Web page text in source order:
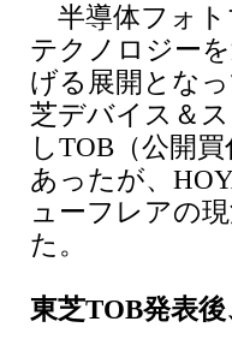
半導体フォト
テクノロジー
げる展開とな
芝デバイス＆
しTOB（公開
あったが、
ューフレアの
た。
東芝TOB発表